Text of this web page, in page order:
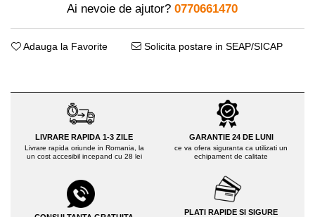
Casa si Gradina
Curatare pavaj
Grill-uri si gratare
Lopeti pentru zapada
Echipamente electrice
Aeroterme industriale
Aparate de aer conditionat
Masini de frezat
Suflanta pentru frunze
Scule de mana
Capsatoare electrice
Diverse scule de mana
Scripeti si macarale
Ai nevoie de ajutor? 0770661470
Adauga la Favorite Solicita postare in SEAP/SICAP
LIVRARE RAPIDA 1-3 ZILE
Livrare rapida oriunde in Romania, la
un cost accesibil incepand cu 28 lei
GARANTIE 24 DE LUNI
ce va ofera siguranta ca utilizati un
echipament de calitate
PLATI RAPIDE SI SIGURE